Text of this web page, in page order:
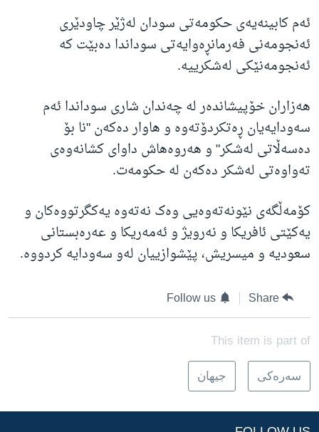
ئەم کابینەیەی حکومەتی سودان لەژێر چاودێری
ئەنجومەنی فەرمانڕەوایەتی سوداندا دەبێت کە
ئەنجومەنێکی لەشکرییە.
هەزاران خۆپیشاندەر لە چەندان شاری سوداندا ئەم
سەودایەیان ڕەتکردۆتەوە و هاوار دەکەن "نا بۆ
دەسەڵاتی لەشکر" و هەروەهاش داوای کشانەوەی
تەواوەتی لەشکر دەکەن لە حکومەت.
کۆمەڵگەی نێونەتەوەیی وەک نەتەوە یەکگرتووەکان و
یەکێتی ئافریکا و نەرویژ و ئەمەریکا و عەرەبستانی
سعودیە و میسریش، پێشوازییان لەو سەودایە کردووە.
Share
Follow us
This item is part of
سه‌ره‌کی جیهان